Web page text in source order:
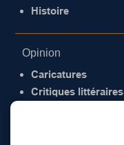
Histoire
Opinion
Caricatures
Critiques littéraires